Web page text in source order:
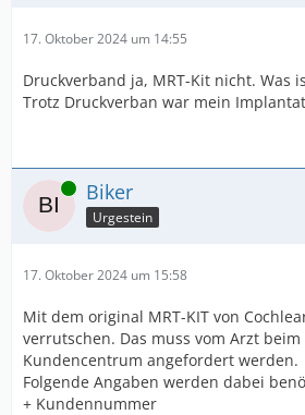
17. Oktober 2024 um 14:55
Druckverband ja, MRT-Kit nicht. Was
Trotz Druckverban war mein
Online Biker
Urgestein
17. Oktober 2024 um 15:58
Mit dem original MRT-KIT von
verrutschen. Das muss vom Arzt beim
Kundencentrum angefordert werden.
Folgende Angaben werden dabei
+ Kundennummer